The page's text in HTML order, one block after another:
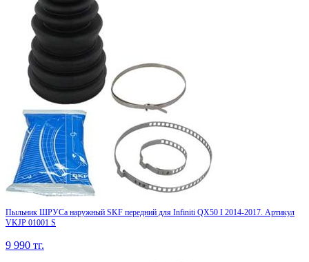
Пыльник ШРУСа наружный SKF передний для Infiniti QX50 I 2014-2017. Артикул
VKJP 01001 S
9 990 тг.